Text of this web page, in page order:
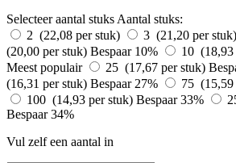
Selecteer aantal stuksAantal stuks:
2 (22,08 per stuk)
3 (21,20 per stuk)
(20,00 per stuk) Bespaar 10% 10 (18,93
Meest populair
25 (17,67 per stuk)
(16,31 per stuk) Bespaar 27% 75 (15,59
100 (14,93 per stuk) Bespaar 33%
Bespaar 34%
Vul zelf een aantal in